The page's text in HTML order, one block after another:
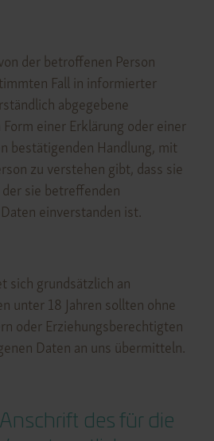
der betroffenen Person
Fall in informierter
abgegebene
einer Erklärung oder einer
bestätigenden Handlung, mit
zu verstehen gibt, dass sie
sie betreffenden
einverstanden ist.
sich grundsätzlich an
unter 18 Jahren sollten ohne
oder Erziehungsberechtigten
Daten an uns übermitteln.
des für die